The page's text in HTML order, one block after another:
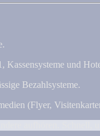
und
Bezahlsysteme.
(Flyer,